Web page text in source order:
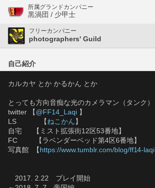
所属グランドカンパニー
黒渦団 / 少甲士
フリーカンパニー
photographers' Guild
自己紹介
カルカヤ とか かるかん とか
とっても方向音痴な光のカメラマン（タンク）
twitter 【@FF14_Laqi 】
LS　　     【ねこかん】
自宅　  【ミスト拡張街12区53番地】
FC　　  【ラベンダーベッド第4区6番地】
写真館  【https://www.tumblr.com/blog/ff14-laqi
2017. 2.22　プレイ開始